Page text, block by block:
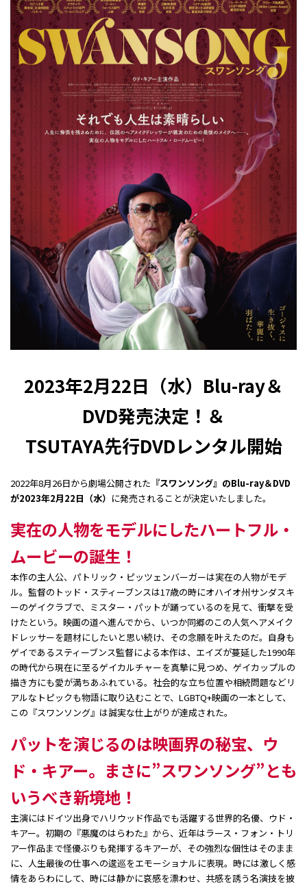
2023年2月22日（水）Blu-ray＆
DVD発売決定！＆
TSUTAYA先行DVDレンタル開始
2022年8月26日から劇場公開された 『スワンソング』のBlu-ray＆DVD
が2023年2月22日（水） に発売されることが決定いたしました。
実在の人物をモデルにしたハートフル・
ムービーの誕生！
本作の主人公、パトリック・ピッツェンバーガーは実在の人物がモデ
ル。監督のトッド・スティーブンスは17歳の時にオハイオ州サンダスキ
ーのゲイクラブで、ミスター・パットが踊っているのを見て、衝撃を受
けたという。映画の道へ進んでから、いつか同郷のこの人気ヘアメイク
ドレッサーを題材にしたいと思い続け、その念願を叶えたのだ。自身も
ゲイであるスティーブンス監督による本作は、エイズが蔓延した1990年
の時代から現在に至るゲイカルチャーを真摯に見つめ、ゲイカップルの
描き方にも愛が満ちあふれている。社会的な立ち位置や相続問題などリ
アルなトピックも物語に取り込むことで、LGBTQ+映画の一本として、
この『スワンソング』は誠実な仕上がりが達成された。
パットを演じるのは映画界の秘宝、ウ
ド・キアー。まさに”スワンソング”とも
いうべき新境地！
主演にはドイツ出身でハリウッド作品でも活躍する世界的名優、ウド・
キアー。初期の『悪魔のはらわた』から、近年はラース・フォン・トリ
アー作品まで怪優ぶりも発揮するキアーが、その強烈な個性はそのまま
に、人生最後の仕事への逡巡をエモーショナルに表現。時には激しく感
情をあらわにして、時には静かに哀感を漂わせ、共感を誘う名演技を披